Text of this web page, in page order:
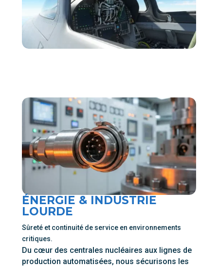
ÉNERGIE & INDUSTRIE
LOURDE
Sûreté et continuité de service en environnements
critiques.
Du cœur des centrales nucléaires aux lignes de
production automatisées, nous sécurisons les